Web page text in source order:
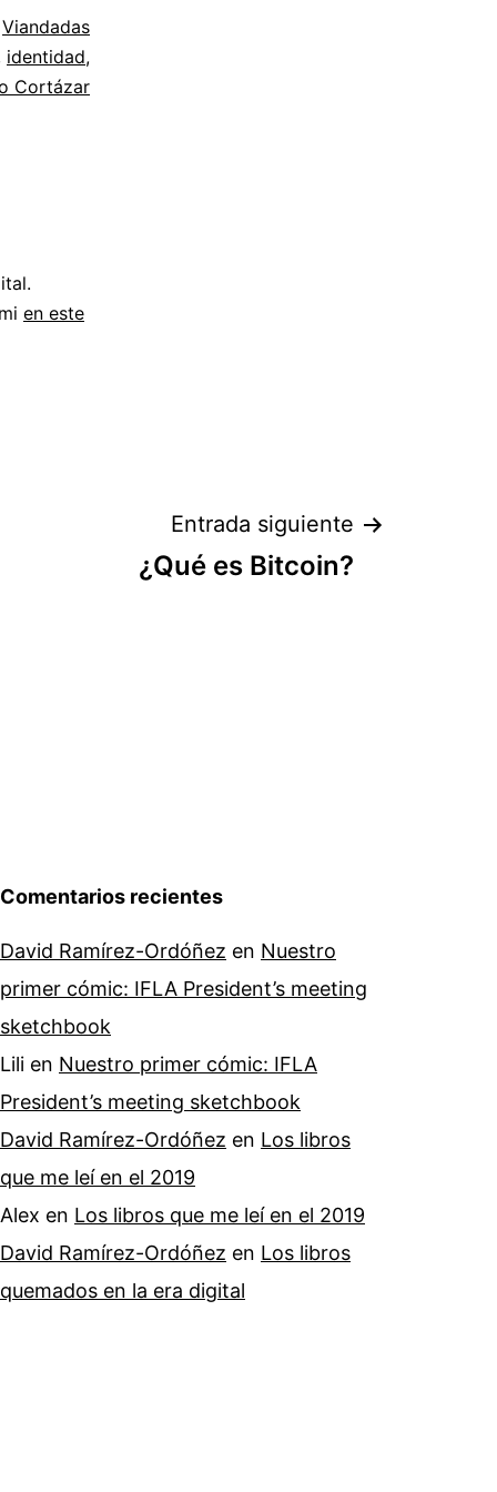
Viandadas
identidad,
Cortázar
en este
Entrada siguiente
¿Qué es Bitcoin?
Comentarios recientes
David Ramírez-Ordóñez en Nuestro
primer cómic: IFLA President’s meeting
sketchbook
Lili en Nuestro primer cómic: IFLA
President’s meeting sketchbook
David Ramírez-Ordóñez en Los libros
que me leí en el 2019
Alex en Los libros que me leí en el 2019
David Ramírez-Ordóñez en Los libros
quemados en la era digital